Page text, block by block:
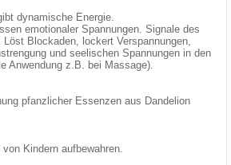
dynamische Energie.
emotionaler Spannungen. Signale des
Blockaden, lockert Verspannungen,
und seelischen Spannungen in den
Anwendung z.B. bei Massage).
pfanzlicher Essenzen aus Dandelion
Kindern aufbewahren.